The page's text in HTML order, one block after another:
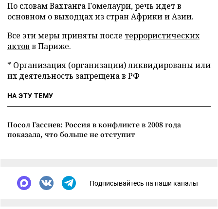
По словам Вахтанга Гомелаури, речь идет в
основном о выходцах из стран Африки и Азии.
Все эти меры приняты после террористических
актов в Париже.
* Организация (организации) ликвидированы или
их деятельность запрещена в РФ
НА ЭТУ ТЕМУ
Посол Гассиев: Россия в конфликте в 2008 года
показала, что больше не отступит
Подписывайтесь на наши каналы